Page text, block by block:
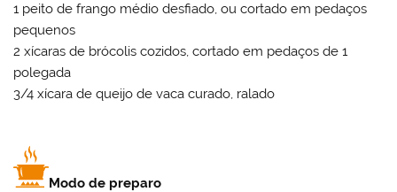
1 peito de frango médio desfiado, ou cortado em pedaços
pequenos
2 xícaras de brócolis cozidos, cortado em pedaços de 1
polegada
3/4 xícara de queijo de vaca curado, ralado
Modo de preparo